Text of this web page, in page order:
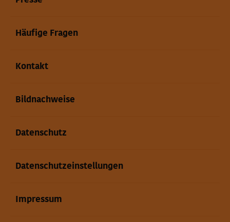
Häufige Fragen
Kontakt
Bildnachweise
Datenschutz
Datenschutzeinstellungen
Impressum